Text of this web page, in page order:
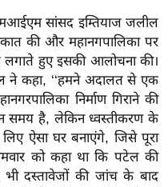
सांसद इम्तियाज जलील
की और महानगपालिका पर
लगाते हुए इसकी आलोचना की।
ने कहा, ‘‘हमने अदालत से एक
निर्माण गिराने की
समय है, लेकिन ध्वस्तीकरण के
ऐसा घर बनाएंगे, जिसे पूरा
को कहा था कि पटेल की
भी दस्तावेजों की जांच के बाद